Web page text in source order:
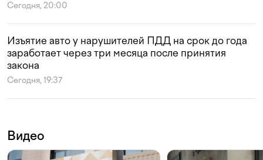
Сегодня, 20:00
Изъятие авто у нарушителей ПДД на срок до года
заработает через три месяца после принятия
закона
Сегодня, 19:37
Видео